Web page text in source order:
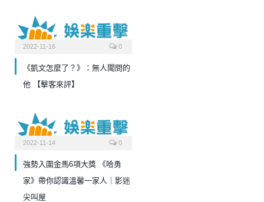
2022-11-16 0
《凱文怎麼了？》：無人聞問的
他 【擊客來評】
2022-11-14 0
強勢入圍金馬6項大獎 《哈勇
家》帶你認識溫馨一家人｜影迷
尖叫屋